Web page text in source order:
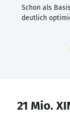
Schon als
deutlich
21 Mio.